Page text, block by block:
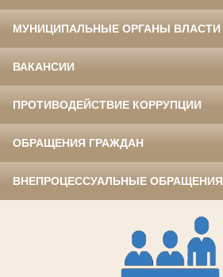
МУНИЦИПАЛЬНЫЕ ОРГАНЫ ВЛАСТИ
ВАКАНСИИ
ПРОТИВОДЕЙСТВИЕ КОРРУПЦИИ
ОБРАЩЕНИЯ ГРАЖДАН
ВНЕПРОЦЕССУАЛЬНЫЕ ОБРАЩЕНИЯ